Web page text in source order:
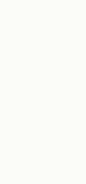
qualité et
disposition pour
cadre apaisant.
ou séjour en
Nous sommes à
Cergy (250 ha
aux sports
du golf
l'aérodrome de
l'ESSEC sont à
shopping, le
3 Fontaines est
https://